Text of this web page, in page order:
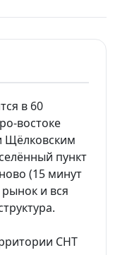
в 60
востоке
Щёлковским
пункт
(15 минут
и вся
СНТ